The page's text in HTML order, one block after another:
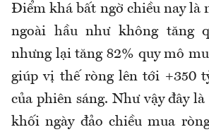
Điểm khá bất ngờ chiều nay là
ngoài hầu như không tăng
nhưng lại tăng 82% quy mô
giúp vị thế ròng lên tới +350
của phiên sáng. Như vậy đây
khối ngày đảo chiều mua